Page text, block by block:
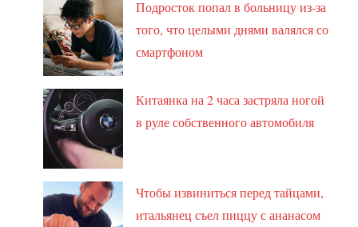
Подросток попал в больницу из-за
того, что целыми днями валялся со
смартфоном
Китаянка на 2 часа застряла ногой
в руле собственного автомобиля
Чтобы извиниться перед тайцами,
итальянец съел пиццу с ананасом